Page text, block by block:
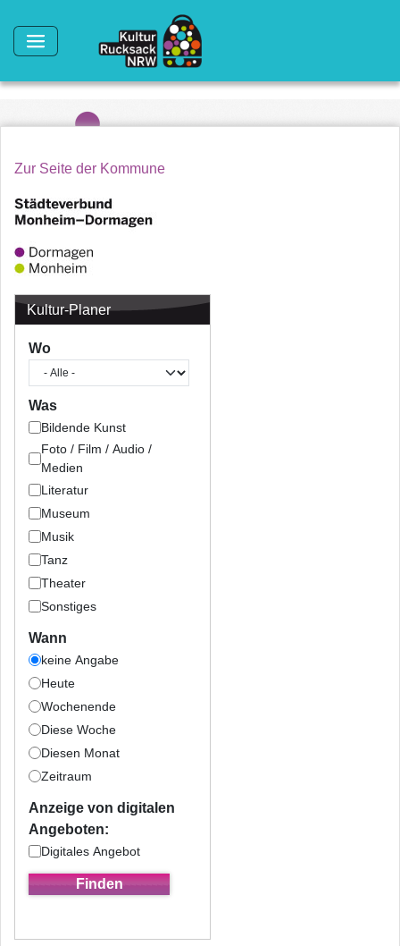
Zur Seite der Kommune
Kultur-Planer
Wo
Was
Bildende Kunst
Foto / Film / Audio /
Medien
Literatur
Museum
Musik
Tanz
Theater
Sonstiges
Wann
keine Angabe
Heute
Wochenende
Diese Woche
Diesen Monat
Zeitraum
Anzeige von digitalen
Angeboten:
Digitales Angebot